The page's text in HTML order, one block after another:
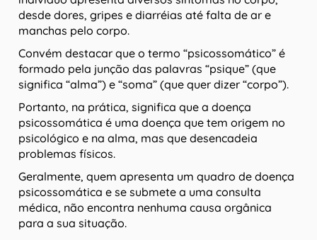
desde dores, gripes e diarréias até falta de ar e
manchas pelo corpo.
Convém destacar que o termo “psicossomático” é
formado pela junção das palavras “psique” (que
significa “alma”) e “soma” (que quer dizer “corpo”).
Portanto, na prática, significa que a doença
psicossomática é uma doença que tem origem no
psicológico e na alma, mas que desencadeia
problemas físicos.
Geralmente, quem apresenta um quadro de doença
psicossomática e se submete a uma consulta
médica, não encontra nenhuma causa orgânica
para a sua situação.